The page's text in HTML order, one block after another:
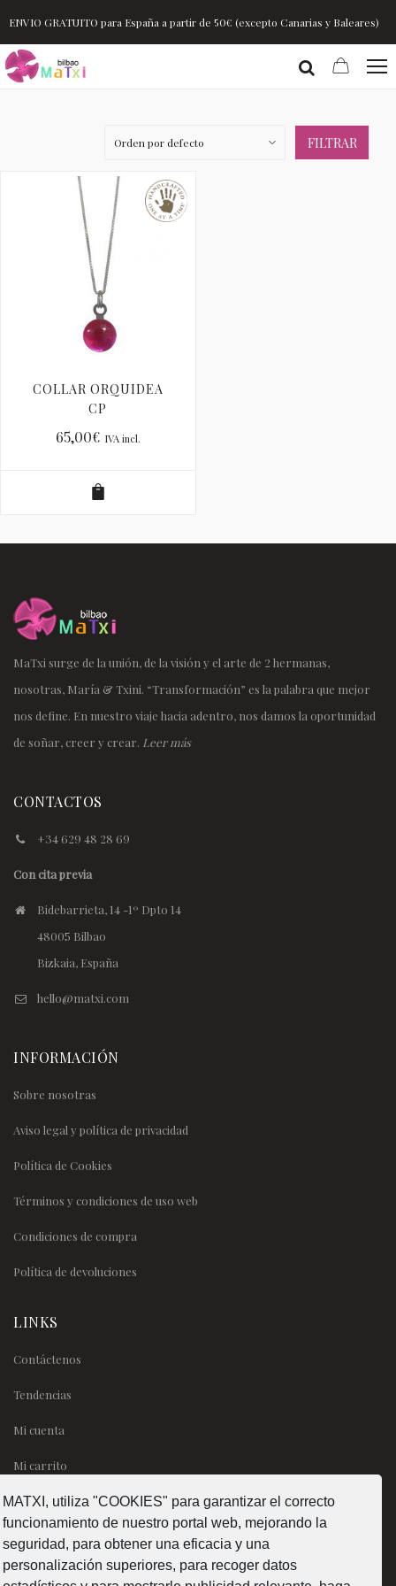
MATXI, utiliza "COOKIES" para garantizar el correcto
funcionamiento de nuestro portal web, mejorando la
seguridad, para obtener una eficacia y una
personalización superiores, para recoger datos
ENVIO GRATUITO para España a partir de 50€ (excepto Canarias y Baleares)
FILTRAR
COLLAR ORQUIDEA
CP
65,00€ IVA incl.
MaTxi surge de la unión, de la visión y el arte de 2 hermanas,
nosotras, María & Txini. “Transformación” es la palabra que mejor
nos define. En nuestro viaje hacia adentro, nos damos la oportunidad
de soñar, creer y crear. Leer más
CONTACTOS
+34 629 48 28 69
Con cita previa
Bidebarrieta, 14 -1º Dpto 14
48005 Bilbao
Bizkaia, España
hello@matxi.com
INFORMACIÓN
Sobre nosotras
Aviso legal y política de privacidad
Política de Cookies
Términos y condiciones de uso web
Condiciones de compra
Política de devoluciones
LINKS
Contáctenos
Tendencias
Mi cuenta
Mi carrito
SÍGUENOS